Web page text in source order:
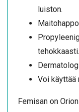
luiston.
tehokkaasti.
Voi käyttää
Femisan on